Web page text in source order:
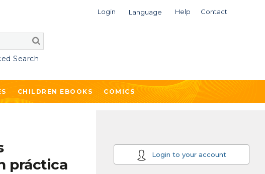
Login Language Help Contact
Search
CHILDREN EBOOKS COMICS
práctica
Login to your account